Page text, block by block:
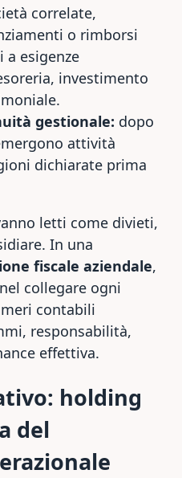
correlate,
o rimborsi
a esigenze
investimento
gestionale: dopo
attività
dichiarate prima
letti come divieti,
In una
fiscale aziendale,
collegare ogni
contabili
responsabilità,
effettiva.
holding
del